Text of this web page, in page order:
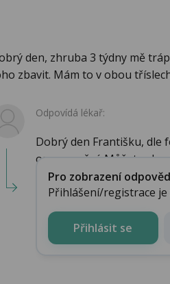
den, zhruba 3 týdny mě
zbavit. Mám to v obou
Odpovídá lékař:
Dobrý den Františku, dle
onemocnění. Můžete
Pro zobrazení
Přihlášení/registrace
Přihlásit se